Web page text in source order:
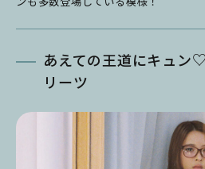
あえての王道にキュン
リーツ